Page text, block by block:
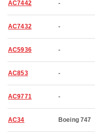
AC7442 -
AC7432 -
AC5936 -
AC853 -
AC9771 -
AC34 Boeing 747